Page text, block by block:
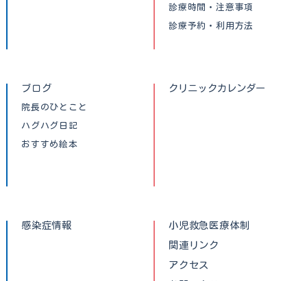
診療時間・注意事項
診療予約・利用方法
ブログ
院長のひとこと
ハグハグ日記
おすすめ絵本
クリニックカレンダー
感染症情報
小児救急医療体制
関連リンク
アクセス